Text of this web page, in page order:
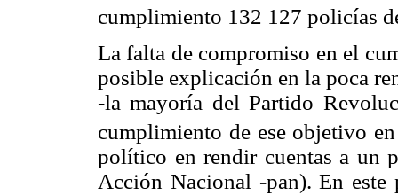
cumplimiento 132 127 policías
La falta de compromiso en el
posible explicación en la poca
-la mayoría del Partido
cumplimiento de ese objetivo
político en rendir cuentas a un
Acción Nacional -pan). En